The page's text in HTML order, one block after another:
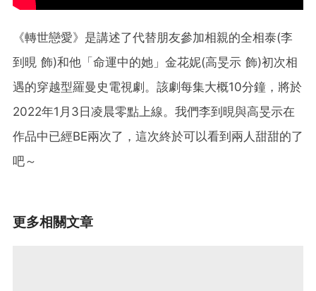
《轉世戀愛》是講述了代替朋友參加相親的全相泰(李
到晛 飾)和他「命運中的她」金花妮(高旻示 飾)初次相
遇的穿越型羅曼史電視劇。該劇每集大概10分鐘，將於
2022年1月3日凌晨零點上線。我們李到晛與高旻示在
作品中已經BE兩次了，這次終於可以看到兩人甜甜的了
吧～
更多相關文章